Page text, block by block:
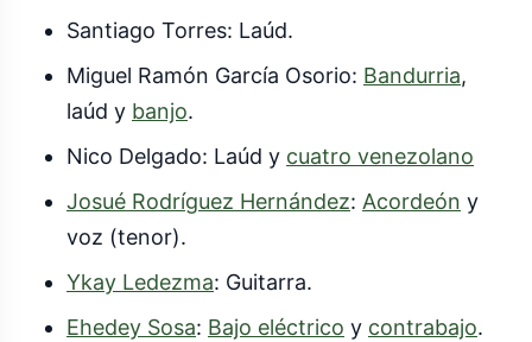
Santiago Torres: Laúd.
Miguel Ramón García Osorio: Bandurria,
laúd y banjo.
Nico Delgado: Laúd y cuatro venezolano
Josué Rodríguez Hernández: Acordeón y
voz (tenor).
Ykay Ledezma: Guitarra.
Ehedey Sosa: Bajo eléctrico y contrabajo.